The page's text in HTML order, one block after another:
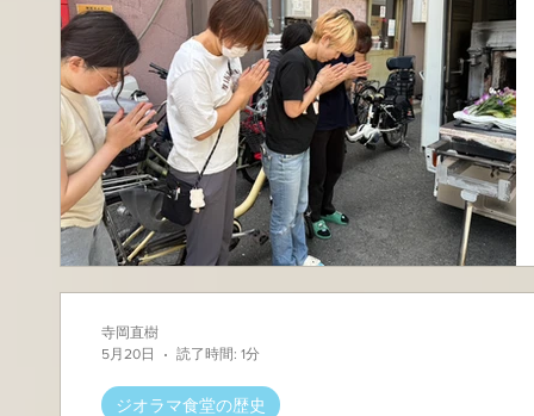
ジオラマ食堂の歴史
寺岡直樹
5月20日
読了時間: 1分